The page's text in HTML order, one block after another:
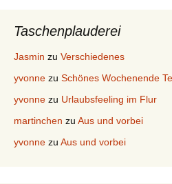
Taschenplauderei
Jasmin zu Verschiedenes
yvonne zu Schönes Wochenende
yvonne zu Urlaubsfeeling im Flur
martinchen zu Aus und vorbei
yvonne zu Aus und vorbei